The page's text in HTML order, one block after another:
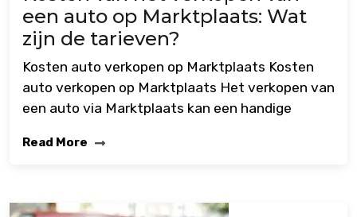
een auto op Marktplaats: Wat
zijn de tarieven?
Kosten auto verkopen op Marktplaats Kosten
auto verkopen op Marktplaats Het verkopen van
een auto via Marktplaats kan een handige
Read More